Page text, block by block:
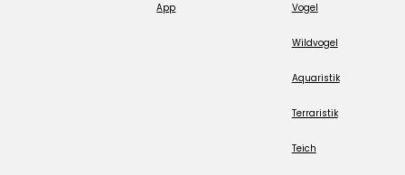
App Vogel
Wildvogel
Aquaristik
Terraristik
Teich